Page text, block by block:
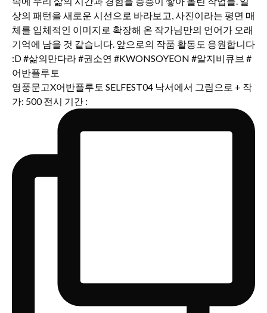
영풍문고X어반플루토 SELFEST04 낙서에서 그림으로 + 작
가: 500 전시 기간 :